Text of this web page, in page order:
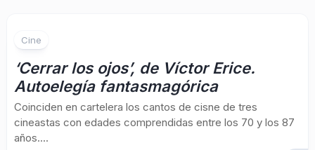
Cine
‘Cerrar los ojos’, de Víctor Erice.
Autoelegía fantasmagórica
Coinciden en cartelera los cantos de cisne de tres
cineastas con edades comprendidas entre los 70 y los 87
años....